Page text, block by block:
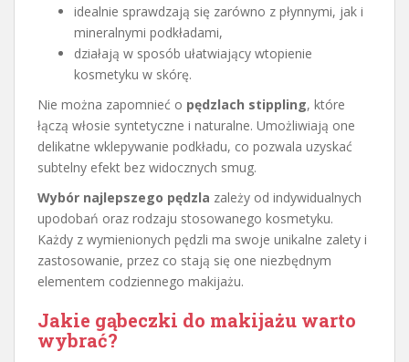
idealnie sprawdzają się zarówno z płynnymi, jak i
mineralnymi podkładami,
działają w sposób ułatwiający wtopienie
kosmetyku w skórę.
Nie można zapomnieć o pędzlach stippling, które
łączą włosie syntetyczne i naturalne. Umożliwiają one
delikatne wklepywanie podkładu, co pozwala uzyskać
subtelny efekt bez widocznych smug.
Wybór najlepszego pędzla zależy od indywidualnych
upodobań oraz rodzaju stosowanego kosmetyku.
Każdy z wymienionych pędzli ma swoje unikalne zalety i
zastosowanie, przez co stają się one niezbędnym
elementem codziennego makijażu.
Jakie gąbeczki do makijażu warto
wybrać?